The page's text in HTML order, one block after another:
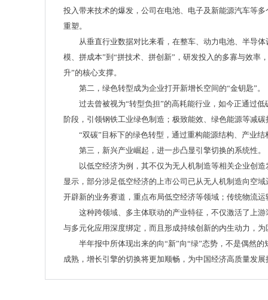
投入带来技术的爆发，公司在电池、电子及新能源汽车等
重塑。
从垂直行业数据对比来看，在整车、动力电池、半导
模、拼成本”到“拼技术、拼创新”，研发投入的多寡与效率
升”的核心支撑。
第二，绿色转型成为企业打开新增长空间的“金钥匙”。
过去曾被视为“转型负担”的高耗能行业，如今正通过
阶段，引领钢铁工业绿色制造；极致能效、绿色能源等减
“双碳”目标下的绿色转型，通过重构能源结构、产业
第三，新兴产业崛起，进一步凸显引擎切换的系统性。
以低空经济为例，其不仅为无人机制造等相关企业创
显示，部分涉足低空经济的上市公司已从无人机制造向空
开辟新的业务赛道，重点布局低空经济等领域；传统物流
这种跨领域、多主体联动的产业特征，不仅激活了上
与多元化应用深度绑定，而且形成持续创新的内生动力，
半年报中所体现出来的向“新”向“绿”态势，不是偶然
成熟，增长引擎的切换将更加顺畅，为中国经济高质量发